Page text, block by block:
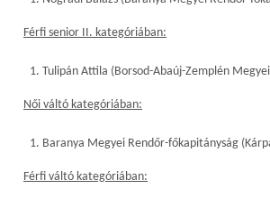
Férfi senior II. kategóriában:
Tulipán Attila (Borsod-Abaúj-Zemplén
Női váltó kategóriában:
Baranya Megyei Rendőr-főkapitányság
Férfi váltó kategóriában: